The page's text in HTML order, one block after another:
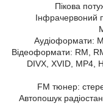
Пікова
Інфрачервоний
Аудіоформати:
Відеоформати: RM,
DIVX, XVID, MP4,
FM тюнер:
Автопошук